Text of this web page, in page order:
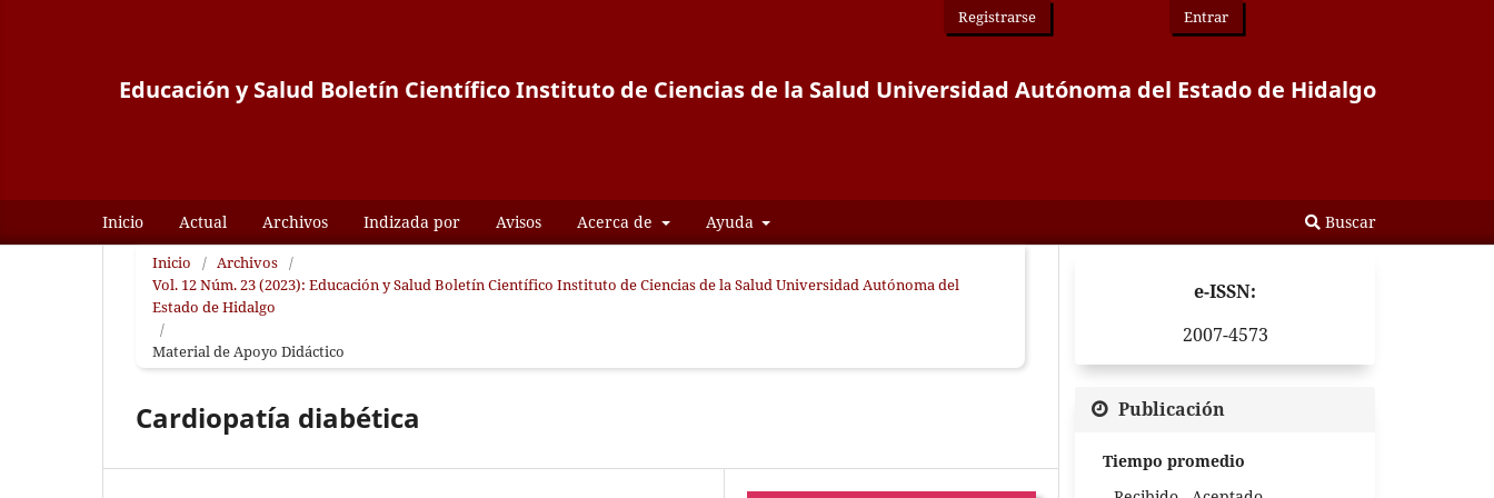
Educación y Salud Boletín Científico Instituto de Ciencias de la Salud Universidad Autónoma del Estado de Hidalgo
Inicio Actual Archivos Indizada por Avisos Acerca de Ayuda Buscar
Registrarse Entrar
Inicio / Archivos /
Vol. 12 Núm. 23 (2023): Educación y Salud Boletín Científico Instituto de Ciencias de la Salud Universidad Autónoma del
Estado de Hidalgo
/
Material de Apoyo Didáctico
Cardiopatía diabética
e-ISSN:
2007-4573
Publicación
Tiempo promedio